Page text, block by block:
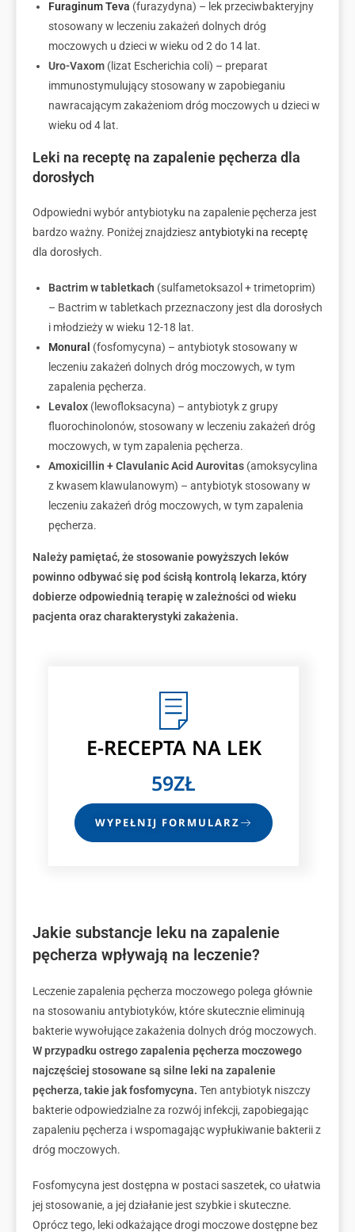
Furaginum Teva (furazydyna) – lek przeciwbakteryjny
stosowany w leczeniu zakażeń dolnych dróg
moczowych u dzieci w wieku od 2 do 14 lat.
Uro-Vaxom (lizat Escherichia coli) – preparat
immunostymulujący stosowany w zapobieganiu
nawracającym zakażeniom dróg moczowych u dzieci w
wieku od 4 lat.
Leki na receptę na zapalenie pęcherza dla
dorosłych
Odpowiedni wybór antybiotyku na zapalenie pęcherza jest
bardzo ważny. Poniżej znajdzieszantybiotyki na receptę
dla dorosłych.
Bactrim w tabletkach (sulfametoksazol + trimetoprim)
– Bactrim w tabletkach przeznaczony jest dla dorosłych
i młodzieży w wieku 12-18 lat.
Monural (fosfomycyna) – antybiotyk stosowany w
leczeniu zakażeń dolnych dróg moczowych, w tym
zapalenia pęcherza.
Levalox (lewofloksacyna) – antybiotyk z grupy
fluorochinolonów, stosowany w leczeniu zakażeń dróg
moczowych, w tym zapalenia pęcherza.
Amoxicillin + Clavulanic Acid Aurovitas (amoksycylina
z kwasem klawulanowym) – antybiotyk stosowany w
leczeniu zakażeń dróg moczowych, w tym zapalenia
pęcherza.
Należy pamiętać, że stosowanie powyższych leków
powinno odbywać się pod ścisłą kontrolą lekarza, który
dobierze odpowiednią terapię w zależności od wieku
pacjenta oraz charakterystyki zakażenia.
E-RECEPTANA LEK
59ZŁ
WYPEŁNIJ FORMULARZ
Jakie substancje leku na zapalenie
pęcherza wpływają na leczenie?
Leczenie zapalenia pęcherza moczowego polega głównie
na stosowaniu antybiotyków, które skutecznie eliminują
bakterie wywołujące zakażenia dolnych dróg moczowych.
W przypadku ostrego zapalenia pęcherza moczowego
najczęściej stosowane są silne leki na zapalenie
pęcherza, takie jak fosfomycyna. Ten antybiotyk niszczy
bakterie odpowiedzialne za rozwój infekcji, zapobiegając
zapaleniu pęcherza i wspomagając wypłukiwanie bakterii z
dróg moczowych.
Fosfomycyna jest dostępna w postaci saszetek, co ułatwia
jej stosowanie, a jej działanie jest szybkie i skuteczne.
Oprócz tego, leki odkażające drogi moczowe dostępne bez